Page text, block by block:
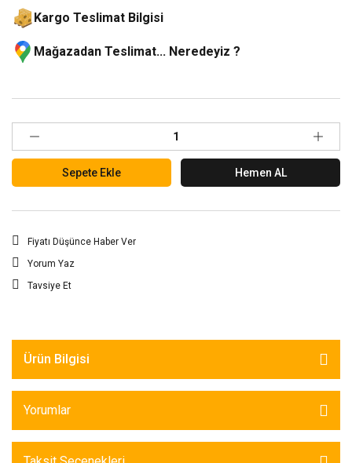
Kargo Teslimat Bilgisi
Mağazadan Teslimat... Neredeyiz ?
Sepete Ekle Hemen AL
Fiyatı Düşünce Haber Ver
Yorum Yaz
Tavsiye Et
Ürün Bilgisi
Yorumlar